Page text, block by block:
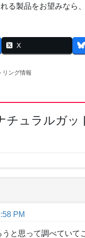
る製品をお望みなら
X
ング情報
チュラルガッ
PM
と思って調べていて